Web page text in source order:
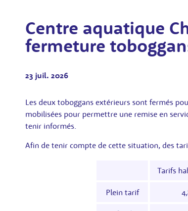
Centre aquatique
fermeture
23 juil. 2026
Les deux toboggans extérieurs sont fermés
mobilisées pour permettre une remise en
tenir informés.
Afin de tenir compte de cette situation, des
Tarifs
Plein tarif